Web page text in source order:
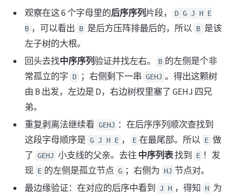
观察在这 6 个字母里的后序序列 片段，
D G J H E
B ，可以看出 B 是后方压阵排最后的，所以 B 是该
左子树的大根。
回头去找中序序列验证并找左右。 B 的左侧是个非
常孤立的字
D ；右侧剩下一串 GEHJ 。得出这颗树
由 B 出发，左边是 D，右边树杈里塞了 GEHJ 四兄
弟。
重复剥离法继续看 GEHJ ：在后序序列顺次查找到
这段字母顺序是 G J H E ， E 在最尾部。所以 E 做
了
GEHJ 小支线的父亲。去往 中序列表找到 E ！发
现 E 的左侧是孤立节点 G ；右侧为 HJ 节点对。
最边缘验证：在对应的后序中看到
J H ，得知 H 为